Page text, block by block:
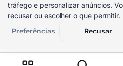
elo HIPER
Preferências de
tráfego e personalizar anúncios.
recusar ou escolher o que permitir.
Preferências
Recusar